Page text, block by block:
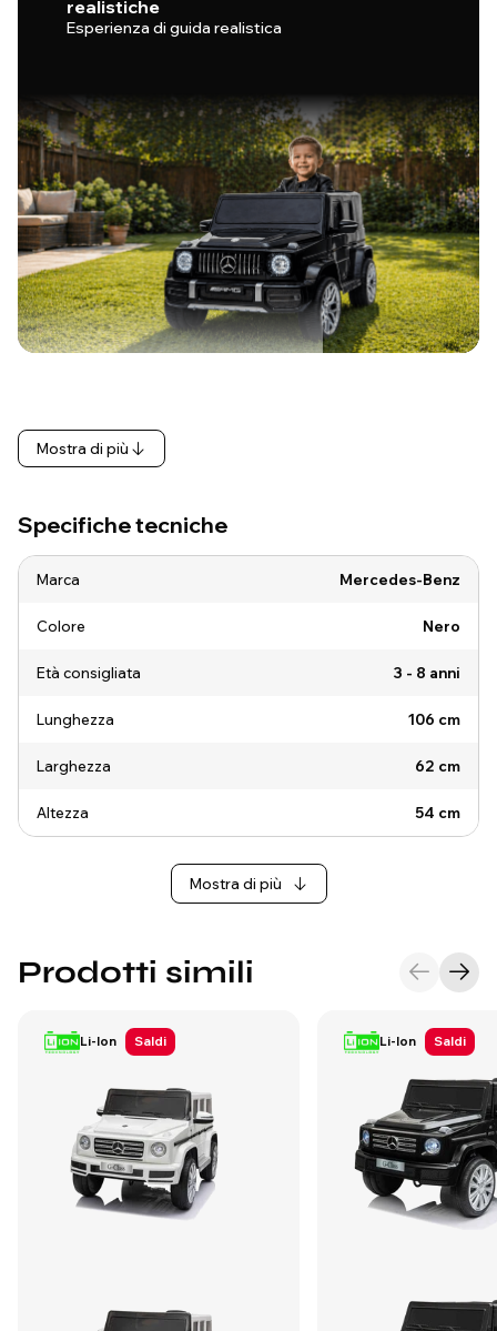
realistiche
Esperienza di guida realistica
Mostra di più
Specifiche tecniche
Marca Mercedes-Benz
Colore Nero
Età consigliata 3 - 8 anni
Lunghezza 106 cm
Larghezza 62 cm
Altezza 54 cm
Mostra di più
Prodotti simili
Li-Ion Saldi Li-Ion Saldi